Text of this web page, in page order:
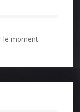
le moment.